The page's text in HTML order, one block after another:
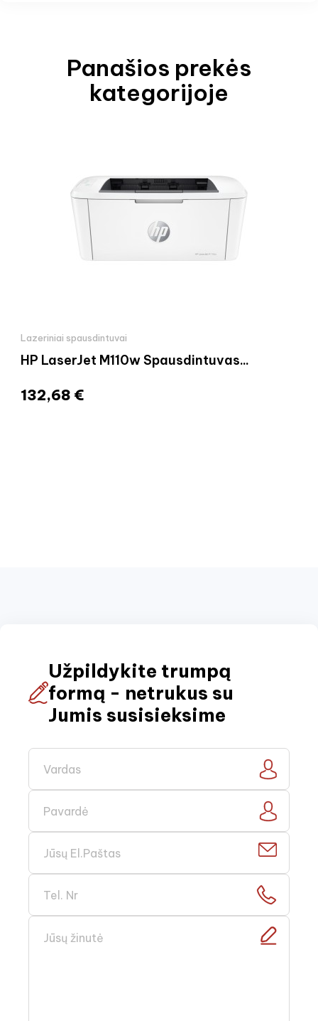
Panašios prekės
kategorijoje
Lazeriniai spausdintuvai
HP LaserJet M110w Spausdintuvas...
132,68 €
Užpildykite trumpą
formą - netrukus su
Jumis susisieksime